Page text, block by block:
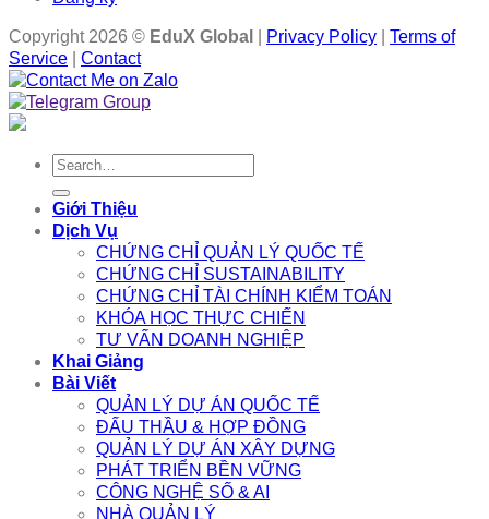
Copyright 2026 © EduX Global Privacy Policy
Terms of
Service
Contact
Search
Giới Thiệu
Dịch Vụ
CHỨNG CHỈ QUẢN LÝ QUỐC TẾ
CHỨNG CHỈ SUSTAINABILITY
CHỨNG CHỈ TÀI CHÍNH KIỂM TOÁN
KHÓA HỌC THỰC CHIẾN
TƯ VẤN DOANH NGHIỆP
Khai Giảng
Bài Viết
QUẢN LÝ DỰ ÁN QUỐC TẾ
ĐẤU THẦU & HỢP ĐỒNG
QUẢN LÝ DỰ ÁN XÂY DỰNG
PHÁT TRIỂN BỀN VỮNG
CÔNG NGHỆ SỐ & AI
NHÀ QUẢN LÝ